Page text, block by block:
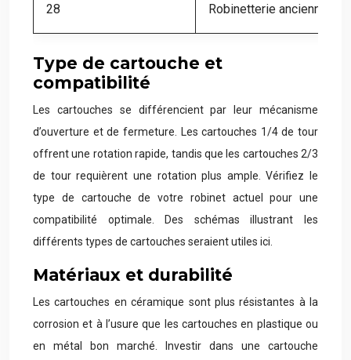
28 Robinetterie ancienne
Type de cartouche et
compatibilité
Les cartouches se différencient par leur mécanisme
d’ouverture et de fermeture. Les cartouches 1/4 de tour
offrent une rotation rapide, tandis que les cartouches 2/3
de tour requièrent une rotation plus ample. Vérifiez le
type de cartouche de votre robinet actuel pour une
compatibilité optimale. Des schémas illustrant les
différents types de cartouches seraient utiles ici.
Matériaux et durabilité
Les cartouches en céramique sont plus résistantes à la
corrosion et à l’usure que les cartouches en plastique ou
en métal bon marché. Investir dans une cartouche